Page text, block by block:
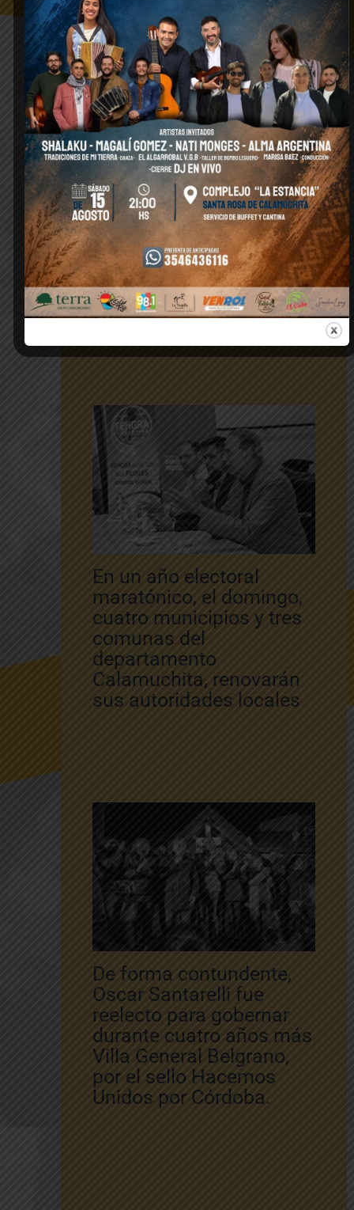
Miguel Heras (47), la
leyenda española de
ultratrail, lo hizo de
nuevo: ganó los 125k de
la prueba disputada el fin
de semana en el valle de
Calamuchita, con base
en Villa General
Belgrano.
En un año electoral
maratónico, el domingo,
cuatro municipios y tres
comunas del
departamento
Calamuchita, renovarán
sus autoridades locales
De forma contundente,
Oscar Santarelli fue
reelecto para gobernar
durante cuatro años más
Villa General Belgrano,
por el sello Hacemos
Unidos por Córdoba.